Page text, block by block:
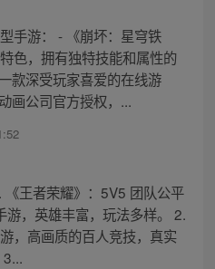
手游： - 《崩坏：星穹铁
色，拥有独特技能和属性的
款深受玩家喜爱的在线游
画公司官方授权，...
王者荣耀》：5V5 团队公平
，英雄丰富，玩法多样。 2.
，高画质的百人竞技，真实